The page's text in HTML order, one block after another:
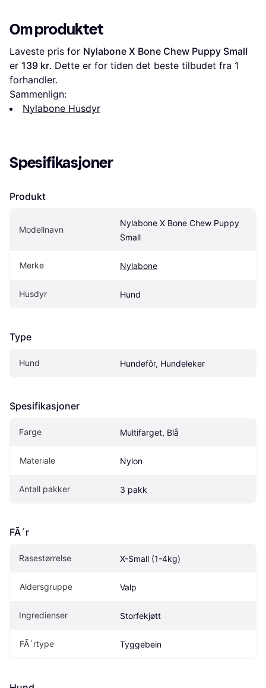
Om produktet
Laveste pris for Nylabone X Bone Chew Puppy Small
er 139 kr. Dette er for tiden det beste tilbudet fra 1
forhandler.
Sammenlign:
Nylabone Husdyr
Spesifikasjoner
Produkt
Modellnavn
Nylabone X Bone Chew Puppy
Small
Merke Nylabone
Husdyr Hund
Type
Hund Hundefôr, Hundeleker
Spesifikasjoner
Farge Multifarget, Blå
Materiale Nylon
Antall pakker 3 pakk
FÃ´r
Rasestørrelse X-Small (1-4kg)
Aldersgruppe Valp
Ingredienser Storfekjøtt
FÃ´rtype Tyggebein